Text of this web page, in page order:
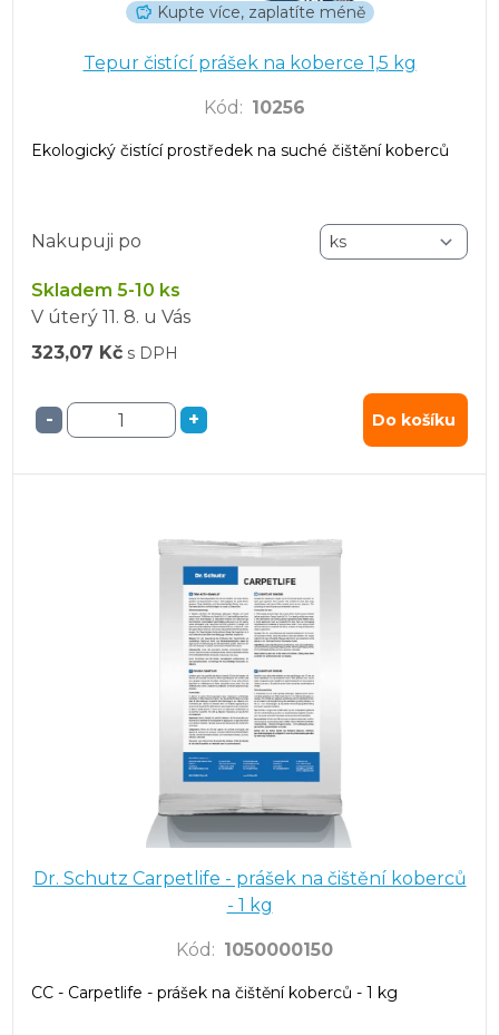
Kupte více, zaplatíte méně
Tepur čistící prášek na koberce 1,5 kg
Kód : 10256
Ekologický čistící prostředek na suché čištění koberců
Nakupuji po
Skladem 5-10 ks
V úterý 11. 8. u Vás
323,07 Kč s DPH
- + Do košíku
Dr. Schutz Carpetlife - prášek na čištění koberců
- 1 kg
Kód : 1050000150
CC - Carpetlife - prášek na čištění koberců - 1 kg